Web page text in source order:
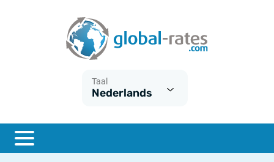
Taal
Nederlands
ESTER
Wat is CPI inflatie?
Wat is HICP inflatie?
Nederlandse inflatie - CPI
Euribor historie
SOFR historie
Inflatiecalculator